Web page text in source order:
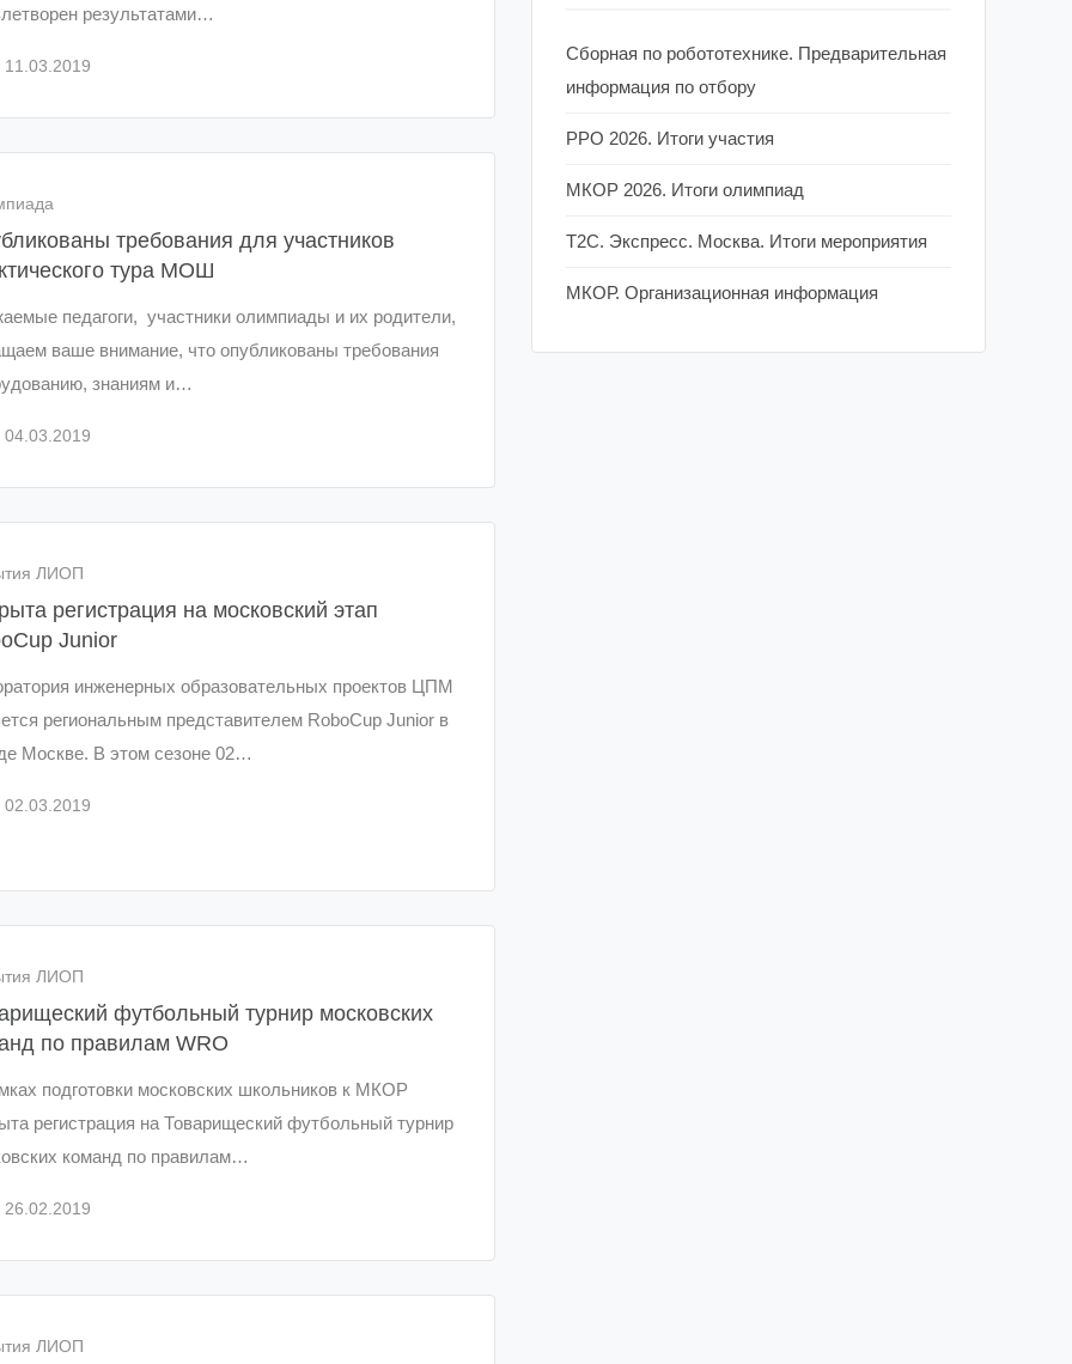
результатами…
11.03.2019
требования для участников
тура МОШ
педагоги, участники олимпиады и их родители,
ваше внимание, что опубликованы требования
знаниям и…
04.03.2019
ЛИОП
регистрация на московский этап
Junior
инженерных образовательных проектов ЦПМ
региональным представителем RoboCup Junior в
Москве. В этом сезоне 02…
02.03.2019
ЛИОП
футбольный турнир московских
по правилам WRO
подготовки московских школьников к МКОР
регистрация на Товарищеский футбольный турнир
команд по правилам…
26.02.2019
ЛИОП
Сборная по робототехнике. Предварительная
информация по отбору
РРО 2026. Итоги участия
МКОР 2026. Итоги олимпиад
Т2С. Экспресс. Москва. Итоги мероприятия
МКОР. Организационная информация